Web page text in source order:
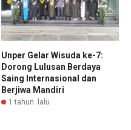
Unper Gelar Wisuda ke-7:
Dorong Lulusan Berdaya
Saing Internasional dan
Berjiwa Mandiri
1 tahun lalu